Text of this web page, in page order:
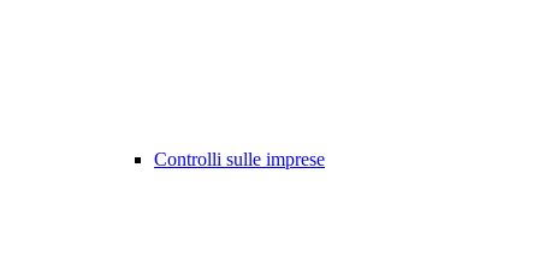
Controlli sulle imprese